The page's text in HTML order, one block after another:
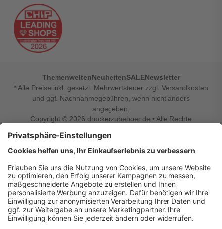
ThemenweltenNeuheitenSALENewsletter
* Alle Preise inkl. gesetzl. Mehrwertsteuer zzgl. Versandkosten
und ggf. Nachnahmegebühren, wenn nicht anders
angegeben.
Copyright © 2026 druckerzubehoer.de • Alle Rechte
Vertrag widerrufen
Druckerzubehoer.de – preiswerte Qualität für Ihr Office
Sie sind auf der Suche nach dem passenden Druckerzubehör
oder Zubehör für das Büro, den Computer oder Ihr
Smartphone? Dann sind Sie bei Druckerzubehoer.de genau
richtig! Unser breites Sortiment bietet unter anderem Tinte
und Toner für alle gängigen Druckermodelle – großer sowie
kleiner Hersteller. Zugleich sind wir Ihr Online Fachhandel für